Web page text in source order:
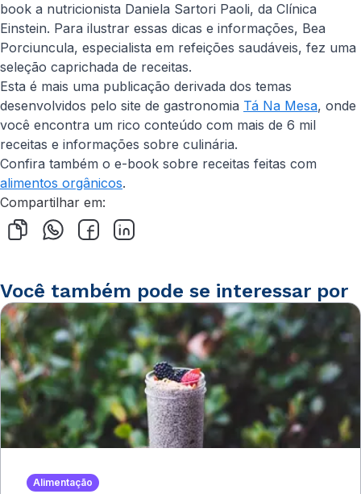
book a nutricionista Daniela Sartori Paoli, da Clínica
Einstein. Para ilustrar essas dicas e informações, Bea
Porciuncula, especialista em refeições saudáveis, fez uma
seleção caprichada de receitas.
Esta é mais uma publicação derivada dos temas
desenvolvidos pelo site de gastronomia Tá Na Mesa, onde
você encontra um rico conteúdo com mais de 6 mil
receitas e informações sobre culinária.
Confira também o e-book sobre receitas feitas com
alimentos orgânicos.
Compartilhar em:
Você também pode se interessar por
Alimentação